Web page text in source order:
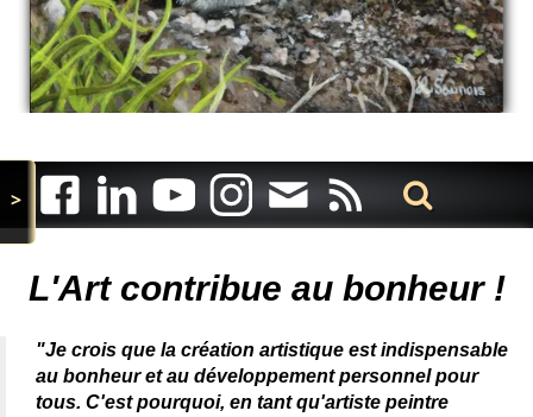
>
Artiste animalier - artiste peintre animalier - peintre animalier -
L'Art contribue au bonheur !
"Je crois que la création artistique est indispensable
au bonheur et au développement personnel pour
tous. C'est pourquoi, en tant qu'artiste peintre